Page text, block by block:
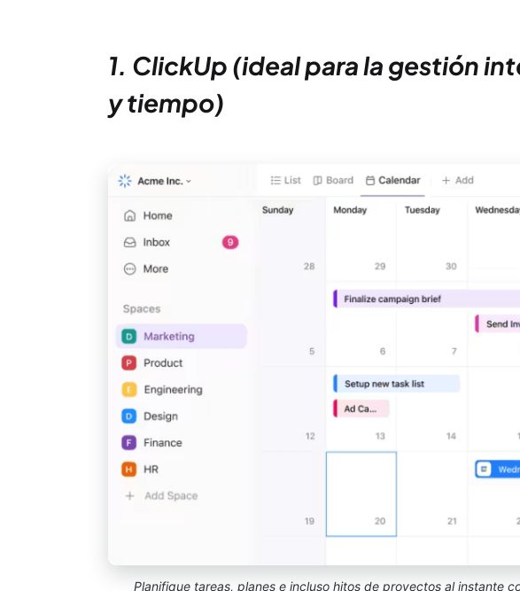
1. ClickUp (ideal para la gestión
y tiempo)
Planifique tareas, planes e incluso hitos de proyectos al instante